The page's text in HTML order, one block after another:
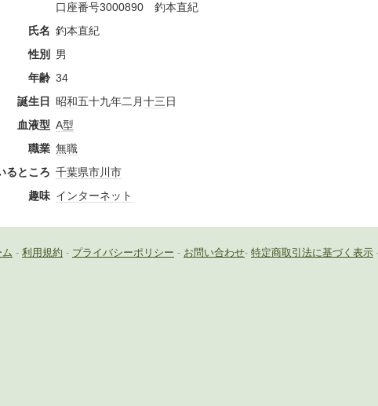
口座番号3000890 釣本直紀
氏名 釣本直紀
性別
男
年齢 34
誕生日
昭和五十九年二月十三日
血液型 A型
職業 無職
るところ 千葉県市川市
趣味 インターネット
ム - 利用規約 - プライバシーポリシー - お問い合わせ- 特定商取引法に基づく表示